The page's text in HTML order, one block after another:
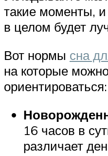
такие моменты, и
в целом будет
Вот нормы сна
на которые
ориентироваться:
16 часов в
различает